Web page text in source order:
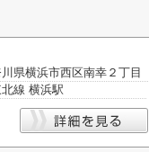
県横浜市西区南幸２丁目
線 横浜駅